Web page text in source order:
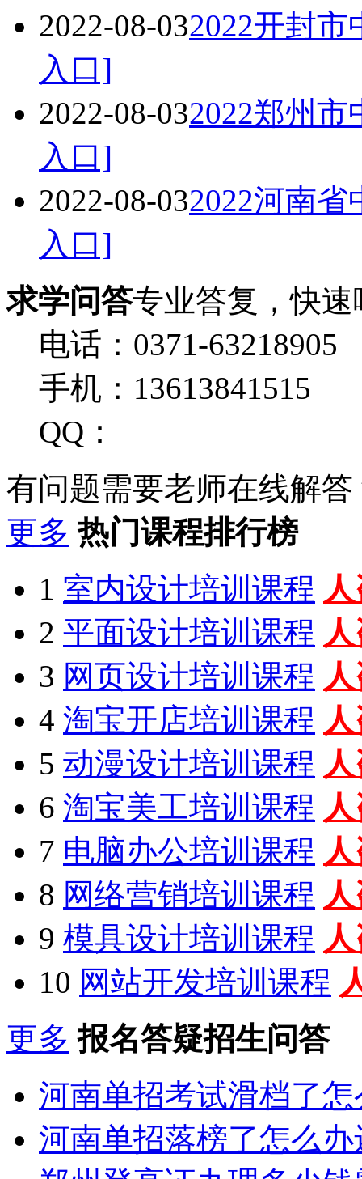
2022-08-032022开封
入口]
2022-08-032022郑州
入口]
2022-08-032022河南
入口]
求学问答专业答复，快速
电话：0371-63218905
手机：13613841515
QQ：
有问题需要老师在线解答
更多 热门课程排行榜
1 室内设计培训课程
2 平面设计培训课程
3 网页设计培训课程
4 淘宝开店培训课程
5 动漫设计培训课程
6 淘宝美工培训课程
7 电脑办公培训课程
8 网络营销培训课程
9 模具设计培训课程
10 网站开发培训课程
更多 报名答疑招生问答
河南单招考试滑档了
河南单招落榜了怎么